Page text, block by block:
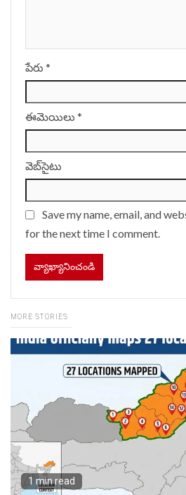
పేరు *
ఈమెయిలు *
వెబ్‌సైటు
Save my name, email, and
for the next time I comment.
MORE STORIES
1 min read